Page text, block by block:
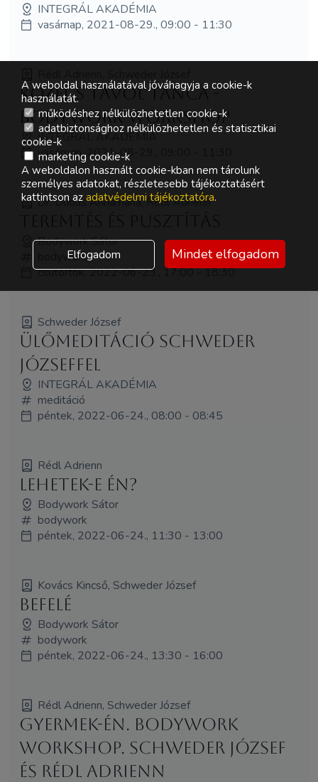
INTEGRÁL AKADÉMIA
vasárnap, 2021-08-29., 09:00 - 11:30
Közel s távol tánca -
bodywork workshop
INTEGRÁL AKADÉMIA
vasárnap, 2021-08-29., 09:00 - 11:30
Dr. Dudás Annamária, Rédl Adrienn
Bodywork Sátor
bodywork
csütörtök, 2022-06-23., 17:00 - 18:30
Schweder József
Ülőmeditáció Schweder
Józseffel
INTEGRÁL AKADÉMIA
meditáció
péntek, 2022-06-24., 08:00 - 08:45
Rédl Adrienn
Lehetek-e én?
Bodywork Sátor
bodywork
péntek, 2022-06-24., 11:30 - 13:00
Kovács Kincső, Schweder József
Befelé
Bodywork Sátor
bodywork
péntek, 2022-06-24., 13:30 - 16:00
Rédl Adrienn, Schweder József
Gyermek-én. Bodywork
workshop. Schweder József
és Rédl Adrienn
A weboldal használatával jóváhagyja a cookie-k
használatát.
működéshez nélkülözhetetlen cookie-k
adatbiztonsághoz nélkülözhetetlen és statisztikai
cookie-k
marketing cookie-k
A weboldalon használt cookie-kban nem tárolunk
személyes adatokat, részletesebb tájékoztatásért
kattintson az adatvédelmi tájékoztatóra.
Elfogadom Mindet elfogadom